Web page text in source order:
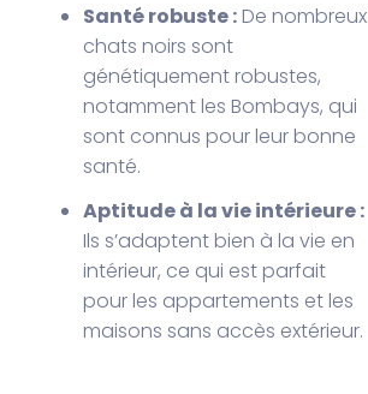
Santé robuste : De nombreux
chats noirs sont
génétiquement robustes,
notamment les Bombays, qui
sont connus pour leur bonne
santé.
Aptitude à la vie intérieure :
Ils s’adaptent bien à la vie en
intérieur, ce qui est parfait
pour les appartements et les
maisons sans accès extérieur.